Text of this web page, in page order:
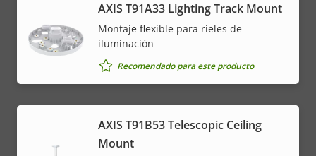
AXIS T91A33 Lighting Track Mount
Montaje flexible para rieles de
iluminación
Recomendado para este producto
AXIS T91B53 Telescopic Ceiling
Mount